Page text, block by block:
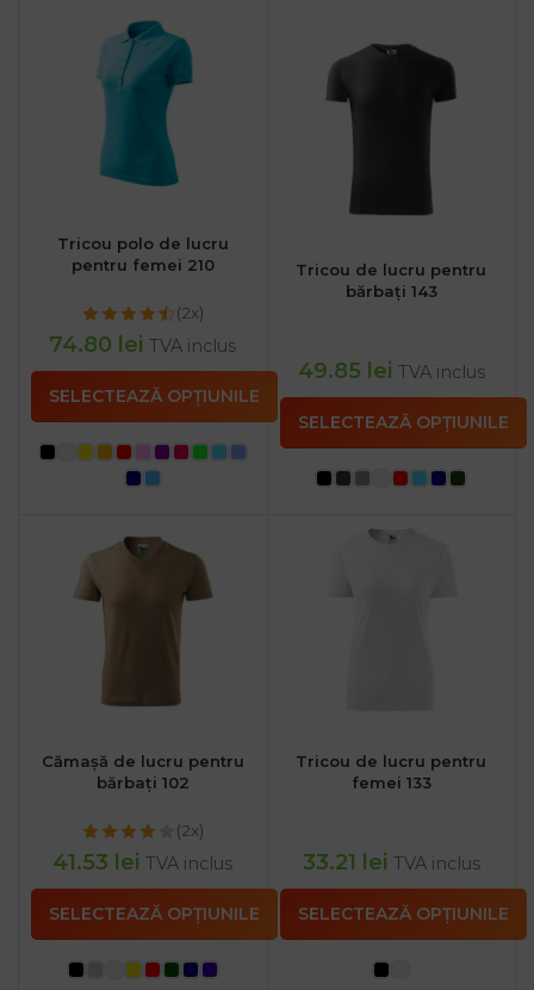
Tricou polo de lucru
pentru femei 210
(2x)
74.80 lei TVA inclus
SELECTEAZĂ OPȚIUNILE
Tricou de lucru pentru
bărbați 143
49.85 lei TVA inclus
SELECTEAZĂ OPȚIUNILE
Cămașă de lucru pentru
bărbați 102
(2x)
41.53 lei TVA inclus
SELECTEAZĂ OPȚIUNILE
Tricou de lucru pentru
femei 133
33.21 lei TVA inclus
SELECTEAZĂ OPȚIUNILE